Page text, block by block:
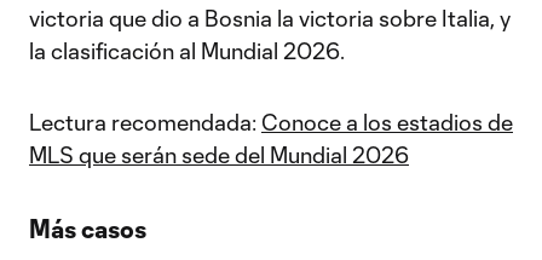
victoria que dio a Bosnia la victoria sobre Italia, y
la clasificación al Mundial 2026.
Lectura recomendada: Conoce a los estadios de
MLS que serán sede del Mundial 2026
Más casos